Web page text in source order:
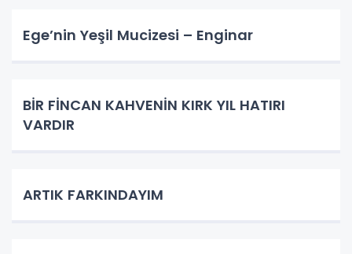
Ege’nin Yeşil Mucizesi – Enginar
BİR FİNCAN KAHVENİN KIRK YIL HATIRI
VARDIR
ARTIK FARKINDAYIM